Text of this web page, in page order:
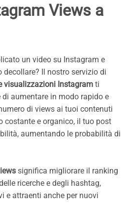
Views a
un video su Instagram e
decollare? Il nostro servizio di
visualizzazioni Instagram ti
di aumentare in modo rapido e
di views ai tuoi contenuti
costante e organico, il tuo post
aumentando le probabilità di
significa migliorare il ranking
ricerche e degli hashtag,
e attraenti anche per nuovi